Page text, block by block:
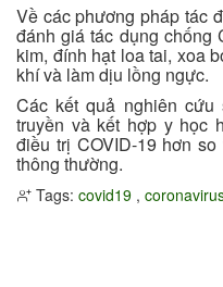
Về các phương pháp tác
đánh giá tác dụng chống
kim, đính hạt loa tai, xoa
khí và làm dịu lồng ngực.
Các kết quả nghiên
truyền và kết hợp y học
điều trị COVID-19 hơn
thông thường.
Tags: covid19 ,